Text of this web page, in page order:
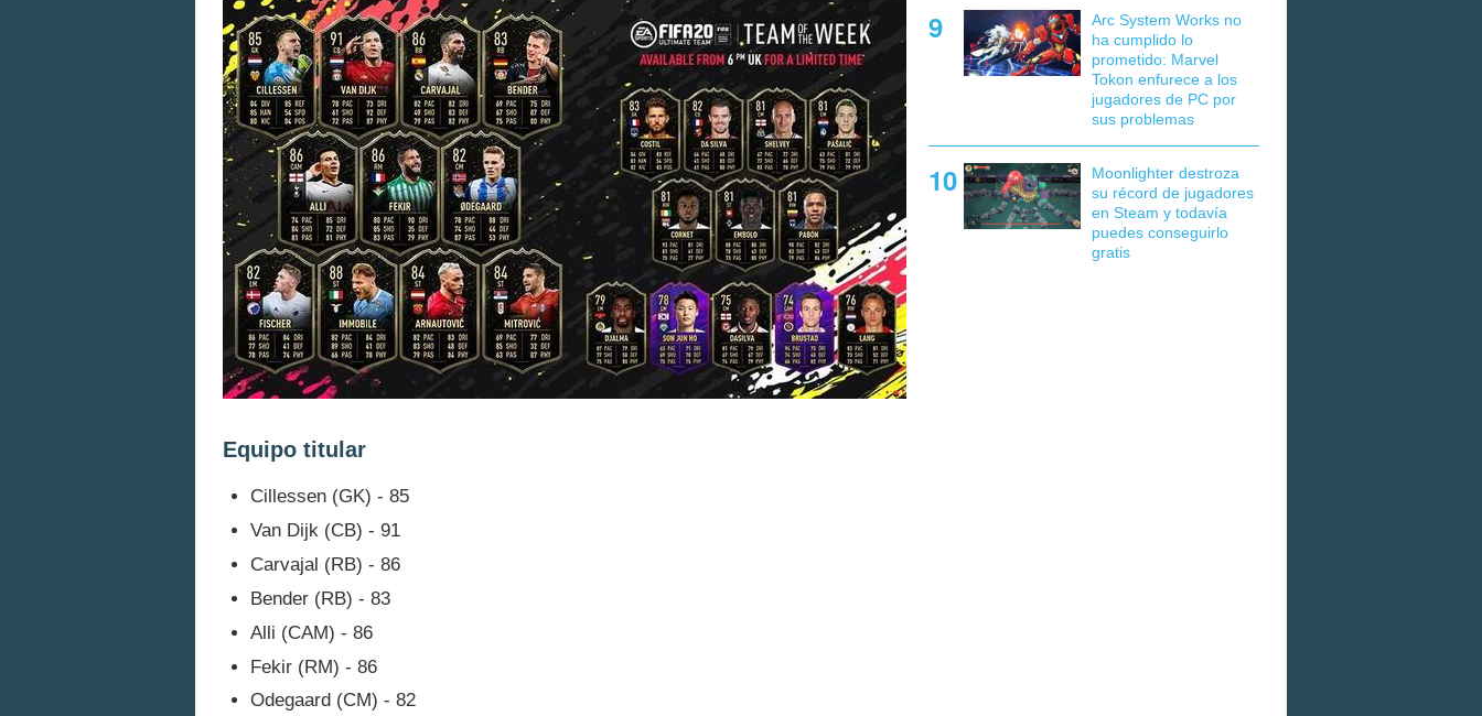
Equipo titular
Cillessen (GK) - 85
Van Dijk (CB) - 91
Carvajal (RB) - 86
Bender (RB) - 83
Alli (CAM) - 86
Fekir (RM) - 86
Odegaard (CM) - 82
Arc System Works no
ha cumplido lo
prometido: Marvel
Tokon enfurece a los
jugadores de PC por
sus problemas
Moonlighter destroza
su récord de jugadores
en Steam y todavía
puedes conseguirlo
gratis